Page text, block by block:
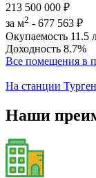
213 500 000 ₽
за м2 - 677 563 ₽
Окупаемость 11.5
Доходность 8.7%
Все помещения в
На станции
Наши